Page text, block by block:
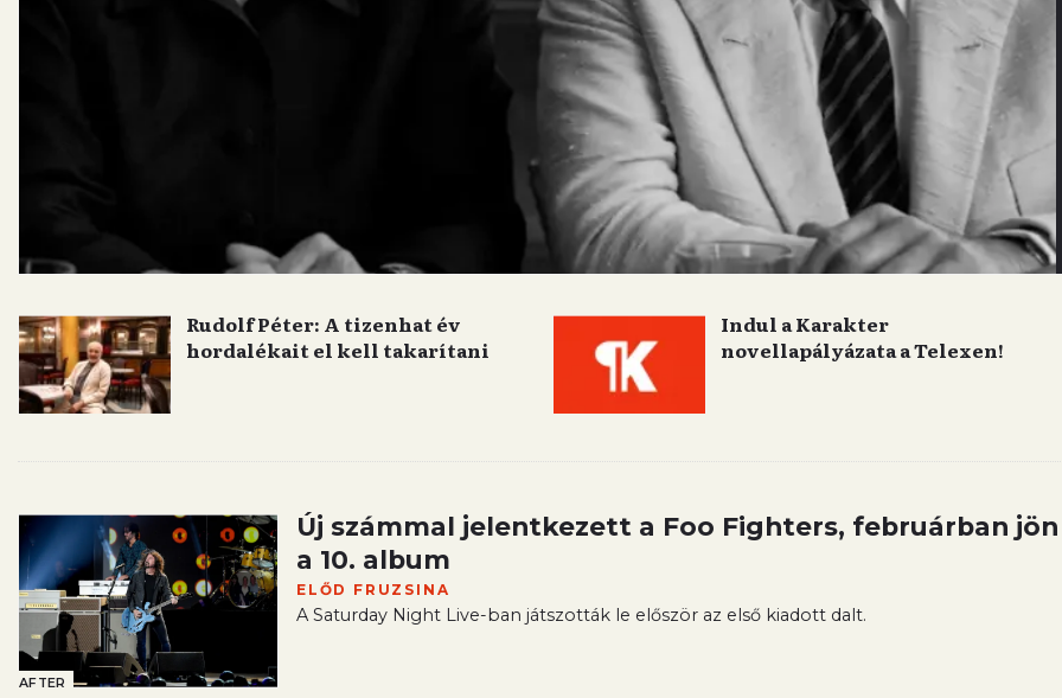
Rudolf Péter: A tizenhat év
hordalékait el kell takarítani
Indul a Karakter
novellapályázata a Telexen!
AFTER
Új számmal jelentkezett a Foo Fighters, februárban jön
a 10. album
ELŐD FRUZSINA
A Saturday Night Live-ban játszották le először az első kiadott dalt.